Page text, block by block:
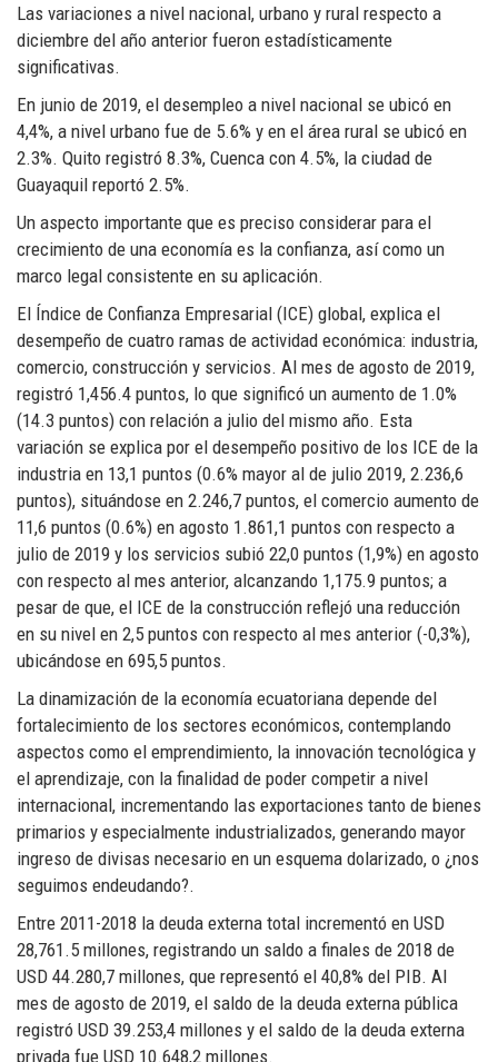
Las variaciones a nivel nacional, urbano y rural respecto a
diciembre del año anterior fueron estadísticamente
significativas.
En junio de 2019, el desempleo a nivel nacional se ubicó en
4,4%, a nivel urbano fue de 5.6% y en el área rural se ubicó en
2.3%. Quito registró 8.3%, Cuenca con 4.5%, la ciudad de
Guayaquil reportó 2.5%.
Un aspecto importante que es preciso considerar para el
crecimiento de una economía es la confianza, así como un
marco legal consistente en su aplicación.
El Índice de Confianza Empresarial (ICE) global, explica el
desempeño de cuatro ramas de actividad económica: industria,
comercio, construcción y servicios. Al mes de agosto de 2019,
registró 1,456.4 puntos, lo que significó un aumento de 1.0%
(14.3 puntos) con relación a julio del mismo año. Esta
variación se explica por el desempeño positivo de los ICE de la
industria en 13,1 puntos (0.6% mayor al de julio 2019, 2.236,6
puntos), situándose en 2.246,7 puntos, el comercio aumento de
11,6 puntos (0.6%) en agosto 1.861,1 puntos con respecto a
julio de 2019 y los servicios subió 22,0 puntos (1,9%) en agosto
con respecto al mes anterior, alcanzando 1,175.9 puntos; a
pesar de que, el ICE de la construcción reflejó una reducción
en su nivel en 2,5 puntos con respecto al mes anterior (-0,3%),
ubicándose en 695,5 puntos.
La dinamización de la economía ecuatoriana depende del
fortalecimiento de los sectores económicos, contemplando
aspectos como el emprendimiento, la innovación tecnológica y
el aprendizaje, con la finalidad de poder competir a nivel
internacional, incrementando las exportaciones tanto de bienes
primarios y especialmente industrializados, generando mayor
ingreso de divisas necesario en un esquema dolarizado, o ¿nos
seguimos endeudando?.
Entre 2011-2018 la deuda externa total incrementó en USD
28,761.5 millones, registrando un saldo a finales de 2018 de
USD 44.280,7 millones, que representó el 40,8% del PIB. Al
mes de agosto de 2019, el saldo de la deuda externa pública
registró USD 39.253,4 millones y el saldo de la deuda externa
privada fue USD 10.648,2 millones.